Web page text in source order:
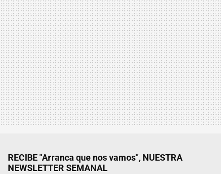
RECIBE "Arranca que nos vamos", NUESTRA
NEWSLETTER SEMANAL